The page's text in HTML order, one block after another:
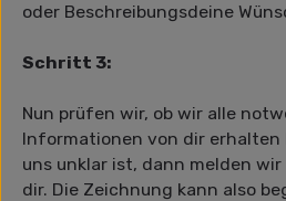
oder Beschreibungsdeine
Schritt 3:
Nun prüfen wir, ob wir alle
Informationen von dir erhalten
uns unklar ist, dann melden
dir. Die Zeichnung kann also